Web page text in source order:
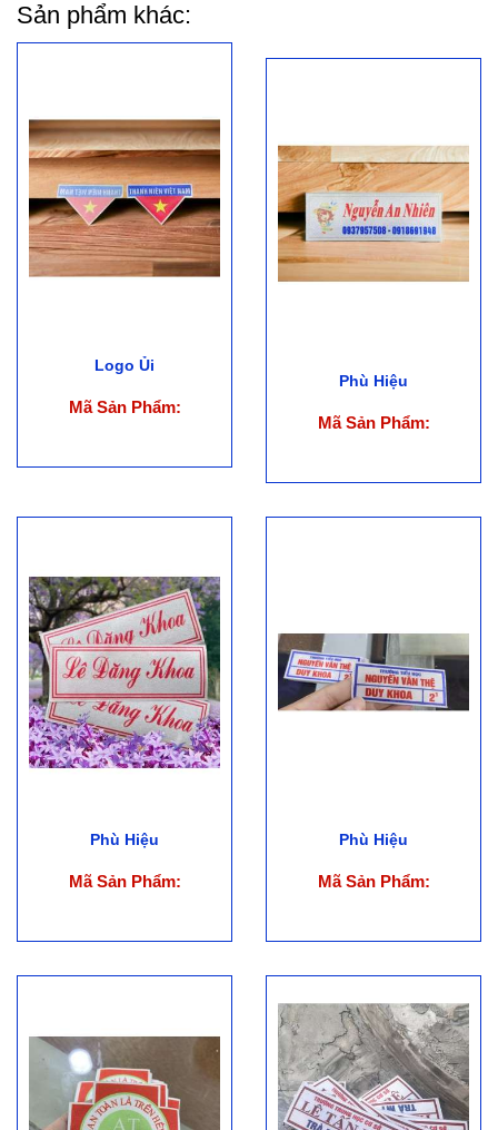
Sản phẩm khác:
Logo Ủi
Mã Sản Phẩm:
Phù Hiệu
Mã Sản Phẩm:
Phù Hiệu
Mã Sản Phẩm:
Phù Hiệu
Mã Sản Phẩm: